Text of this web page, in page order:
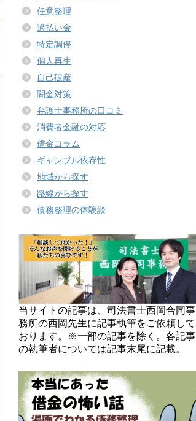
任意整理
過払い金
特定調停
個人再生
自己破産
闇金対策
弁護士事務所の口コミ
消費者金融の対応
借金コラム
ギャンブル依存性
地域から探す
路線から探す
債務整理の体験談
当サイトの記事は、司法書士西岡合同事
務所の西岡先生に記事執筆をご依頼して
おります。※一部の記事を除く。各記事
の執筆者については記事末尾に記載。